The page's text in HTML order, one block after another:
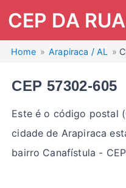
CEP DA RUA
Home Arapiraca / AL
CEP 57302-605
Este é o código postal
cidade de Arapiraca
bairro Canafístula -